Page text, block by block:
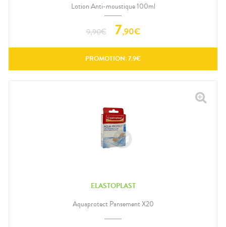
Lotion Anti-moustique 100ml
9,90€ 7,90€
PROMOTION:7.9€
ELASTOPLAST
Aquaprotect Pansement X20